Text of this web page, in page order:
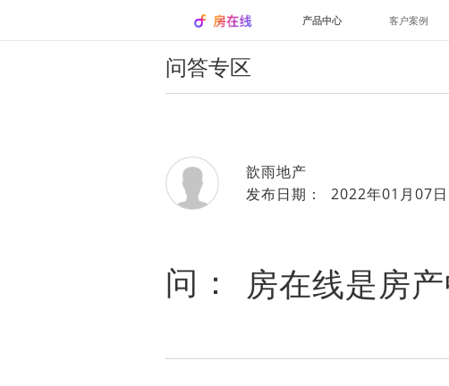
产品中心 客户案例
问答专区
歆雨地产
发布日期： 2022年01月07日
问： 房在线是房